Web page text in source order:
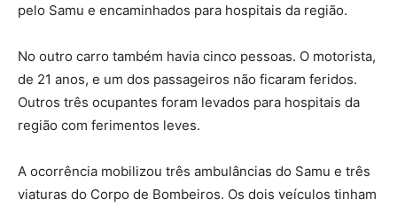
pelo Samu e encaminhados para hospitais da região.
No outro carro também havia cinco pessoas. O motorista,
de 21 anos, e um dos passageiros não ficaram feridos.
Outros três ocupantes foram levados para hospitais da
região com ferimentos leves.
A ocorrência mobilizou três ambulâncias do Samu e três
viaturas do Corpo de Bombeiros. Os dois veículos tinham